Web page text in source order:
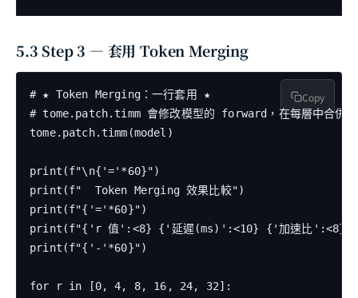
5.3 Step 3 — 套用 Token Merging
# ★ Token Merging：一行套用 ★
# tome.patch.timm 會修改模型的 forward，在每層中合
tome.patch.timm(model)
print(f"\n{'='*60}")
print(f"  Token Merging 效果比較")
print(f"{'='*60}")
print(f"{'r 值':<8} {'延遲(ms)':<10} {'加速比':<8}
print(f"{'-'*60}")
for r in [0, 4, 8, 16, 24, 32]:
Copy